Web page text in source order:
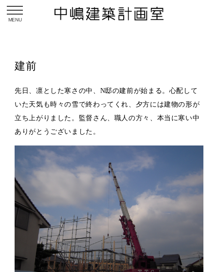
建前
先日、凛とした寒さの中、N邸の建前が始まる。心配して
いた天気も時々の雪で終わってくれ、夕方には建物の形が
立ち上がりました。監督さん、職人の方々、本当に寒い中
ありがとうございました。
toggle navigation